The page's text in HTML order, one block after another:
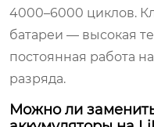
4000–6000 циклов.
батареи — высокая
постоянная работа
разряда.
Можно ли